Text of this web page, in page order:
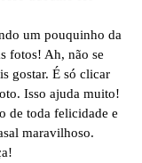
um pouquinho da
fotos! Ah, não se
gostar. É só clicar
Isso ajuda muito!
de toda felicidade e
maravilhoso.